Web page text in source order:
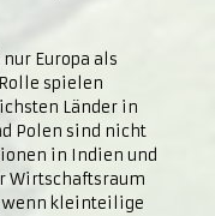
Europa als
spielen
Länder in
Polen sind nicht
in Indien und
Wirtschaftsraum
wenn kleinteilige